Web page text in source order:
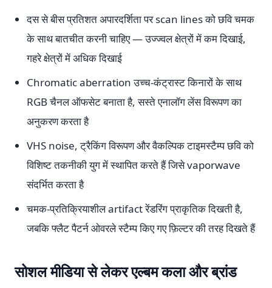
दस से बीस प्रतिशत अपारदर्शिता पर scan lines को छवि चमक
के साथ बातचीत करनी चाहिए — उज्ज्वल क्षेत्रों में कम दिखाई,
गहरे क्षेत्रों में अधिक दिखाई
Chromatic aberration उच्च-कंट्रास्ट किनारों के साथ
RGB चैनल ऑफसेट बनाता है, सस्ते एनालॉग लेंस विरूपण का
अनुकरण करता है
VHS noise, ट्रैकिंग विरूपण और वैकल्पिक टाइमस्टैम्प छवि को
विशिष्ट तकनीकी युग में स्थापित करते हैं जिसे vaporwave
संदर्भित करता है
चमक-प्रतिक्रियाशील artifact रेंडरिंग प्राकृतिक दिखती है,
जबकि फ्लैट पैटर्न ओवरले स्टैम्प किए गए फ़िल्टर की तरह दिखते हैं
सोशल मीडिया से लेकर एल्बम कला और ब्रांड